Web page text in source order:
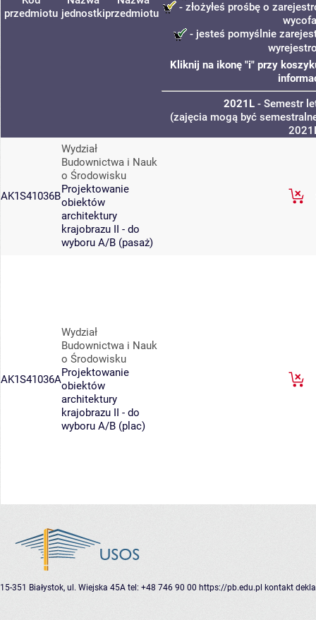
przedmiotu jednostkiprzedmiotu
- złożyłeś prośbę o
- jesteś pomyślnie
Kliknij na ikonę "i" przy
2021L - Semestr
(zajęcia mogą być
AK1S41036B
Wydział
Budownictwa i Nauk
o Środowisku
Projektowanie
obiektów
architektury
krajobrazu II - do
wyboru A/B (pasaż)
AK1S41036A
Wydział
Budownictwa i Nauk
o Środowisku
Projektowanie
obiektów
architektury
krajobrazu II - do
wyboru A/B (plac)
15-351 Białystok, ul. Wiejska 45A tel: +48 746 90 00 https://pb.edu.pl kontakt